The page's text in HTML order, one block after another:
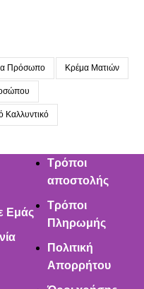
Πρόσωπο Κρέμα Ματιών
Καλλυντικό
Εμάς
Τρόποι
αποστολής
Τρόποι
Πληρωμής
Πολιτική
Απορρήτου